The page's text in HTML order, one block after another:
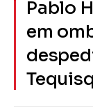
Pablo
em